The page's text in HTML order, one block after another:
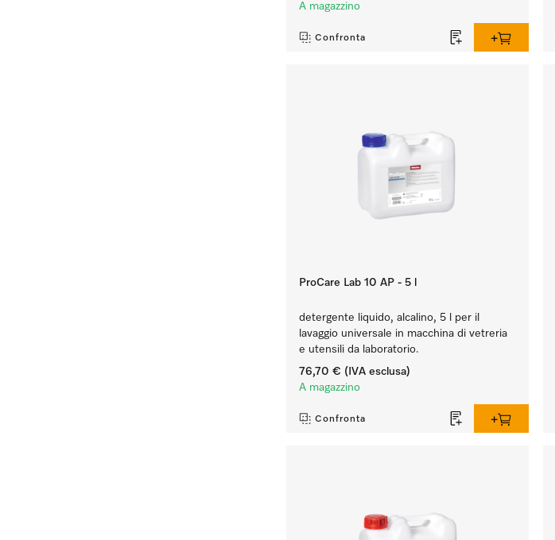
A magazzino
Confronta
ProCare Lab 10 AP - 5 l
detergente liquido, alcalino, 5 l per il
lavaggio universale in macchina di vetreria
e utensili da laboratorio.
76,70 € (IVA esclusa)
A magazzino
Confronta